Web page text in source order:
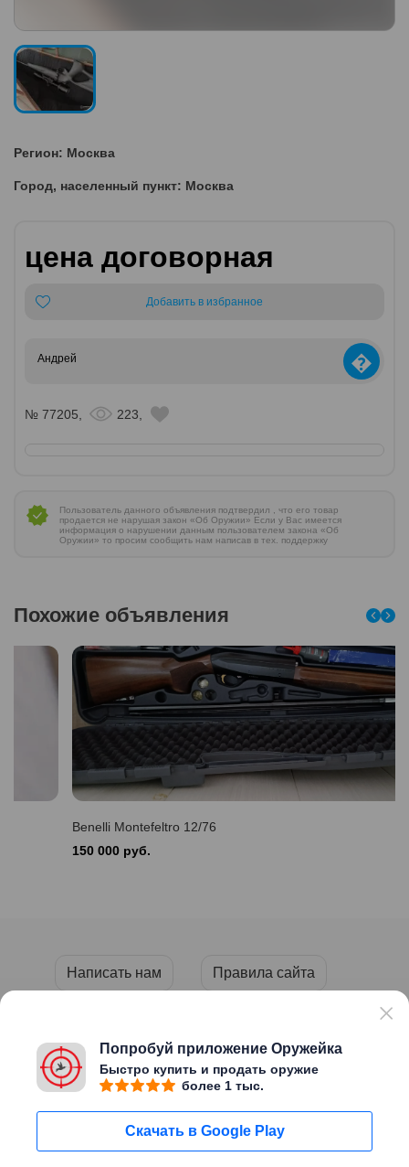
Регион: Москва
Город, населенный пункт: Москва
цена договорная
Добавить в избранное
Андрей �
№ 77205, 223,
Пользователь данного объявления подтвердил , что его товар
продается не нарушая закон «Об Оружии» Если у Вас имеется
информация о нарушении данным пользователем закона «Об
Оружии» то просим сообщить нам написав в тех. поддержку
Похожие объявления
Benelli Montefeltro 12/76
150 000 руб.
Написать нам Правила сайта
Политика конфиденциальности
Пользуясь этим сайтом Вы
Мне уже есть
Попробуй приложение Оружейка
Быстро купить и продать оружие
более 1 тыс.
Скачать в Google Play